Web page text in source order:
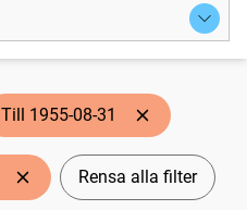
Till 1955-08-31
Rensa alla filter